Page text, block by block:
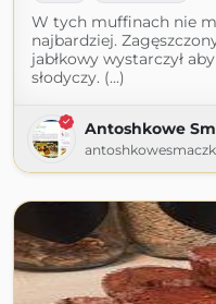
W tych muffinach nie
najbardziej.
jabłkowy wystarczył
słodyczy. (...)
Antoshkowe